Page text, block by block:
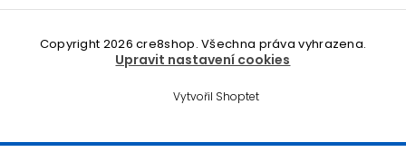
Vytvořil Shoptet
Copyright 2026cre8shop. Všechna práva vyhrazena.
Upravit nastavení cookies